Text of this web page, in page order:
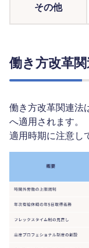
その他
働き方改革
働き方改革関連法
へ適用されます。
適用時期に注意し